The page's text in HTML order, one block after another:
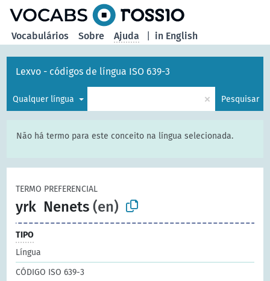
in English
Vocabulários Sobre Ajuda
Lexvo - códigos de língua ISO 639-3
Qualquer língua × Pesquisar
Não há termo para este conceito na língua selecionada.
TERMO PREFERENCIAL
yrk Nenets (en)
TIPO
Língua
CÓDIGO ISO 639-3